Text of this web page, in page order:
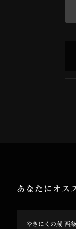
あなたにオス
やきにくの蔵 西